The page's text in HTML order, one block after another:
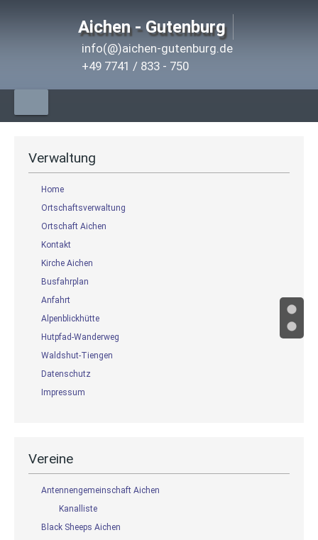
Aichen - Gutenburg
info(@)aichen-gutenburg.de
+49 7741 / 833 - 750
Verwaltung
Home
Ortschaftsverwaltung
Ortschaft Aichen
Kontakt
Kirche Aichen
Busfahrplan
Anfahrt
Alpenblickhütte
Hutpfad-Wanderweg
Waldshut-Tiengen
Datenschutz
Impressum
Vereine
Antennengemeinschaft Aichen
Kanalliste
Black Sheeps Aichen